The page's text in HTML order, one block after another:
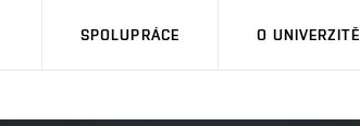
SPOLUPRÁCE O UNIVERZITĚ